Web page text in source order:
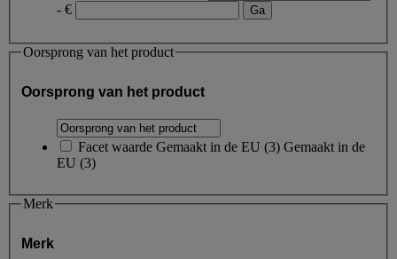
- €
Oorsprong van het product
Oorsprong van het product
Facet waarde Gemaakt in de EU (3) Gemaakt in de
EU (3)
Merk
Merk